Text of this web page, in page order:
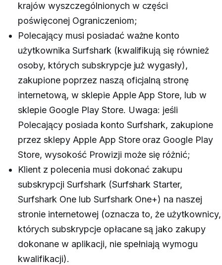
krajów wyszczególnionych w części
poświęconej Ograniczeniom;
Polecający musi posiadać ważne konto
użytkownika Surfshark (kwalifikują się również
osoby, których subskrypcje już wygasły),
zakupione poprzez naszą oficjalną stronę
internetową, w sklepie Apple App Store, lub w
sklepie Google Play Store. Uwaga: jeśli
Polecający posiada konto Surfshark, zakupione
przez sklepy Apple App Store oraz Google Play
Store, wysokość Prowizji może się różnić;
Klient z polecenia musi dokonać zakupu
subskrypcji Surfshark (Surfshark Starter,
Surfshark One lub Surfshark One+) na naszej
stronie internetowej (oznacza to, że użytkownicy,
których subskrypcje opłacane są jako zakupy
dokonane w aplikacji, nie spełniają wymogu
kwalifikacji).